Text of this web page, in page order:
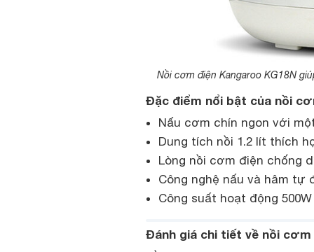
Nồi cơm điện Kangaroo KG18N
Đặc điểm nổi bật của nồi
Nấu cơm chín ngon với
Dung tích nồi 1.2 lít thích
Lòng nồi cơm điện chống
Công nghệ nấu và hâm tự
Công suất hoạt động
Đánh giá chi tiết về nồi cơm